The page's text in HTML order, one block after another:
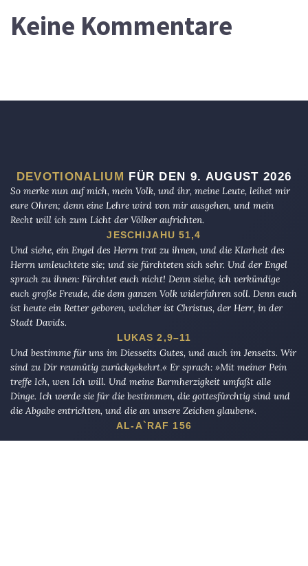
Keine Kommentare
DEVOTIONALIUM FÜR DEN 9. AUGUST 2026
So merke nun auf mich, mein Volk, und ihr, meine Leute, leihet mir
eure Ohren; denn eine Lehre wird von mir ausgehen, und mein
Recht will ich zum Licht der Völker aufrichten.
JESCHIJAHU 51,4
Und siehe, ein Engel des Herrn trat zu ihnen, und die Klarheit des
Herrn umleuchtete sie; und sie fürchteten sich sehr. Und der Engel
sprach zu ihnen: Fürchtet euch nicht! Denn siehe, ich verkündige
euch große Freude, die dem ganzen Volk widerfahren soll. Denn euch
ist heute ein Retter geboren, welcher ist Christus, der Herr, in der
Stadt Davids.
LUKAS 2,9–11
Und bestimme für uns im Diesseits Gutes, und auch im Jenseits. Wir
sind zu Dir reumütig zurückgekehrt.« Er sprach: »Mit meiner Pein
treffe Ich, wen Ich will. Und meine Barmherzigkeit umfaßt alle
Dinge. Ich werde sie für die bestimmen, die gottesfürchtig sind und
die Abgabe entrichten, und die an unsere Zeichen glauben«.
AL-A`RAF 156